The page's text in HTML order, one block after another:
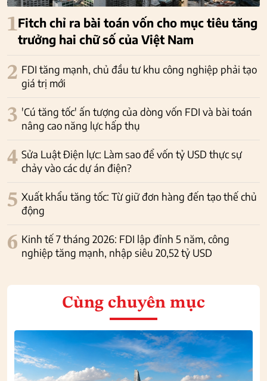
1Fitch chỉ ra bài toán vốn cho mục tiêu tăng
trưởng hai chữ số của Việt Nam
2 FDI tăng mạnh, chủ đầu tư khu công nghiệp phải tạo
giá trị mới
3 'Cú tăng tốc' ấn tượng của dòng vốn FDI và bài toán
nâng cao năng lực hấp thụ
4 Sửa Luật Điện lực: Làm sao để vốn tỷ USD thực sự
chảy vào các dự án điện?
5 Xuất khẩu tăng tốc: Từ giữ đơn hàng đến tạo thế chủ
động
6 Kinh tế 7 tháng 2026: FDI lập đỉnh 5 năm, công
nghiệp tăng mạnh, nhập siêu 20,52 tỷ USD
Cùng chuyên mục